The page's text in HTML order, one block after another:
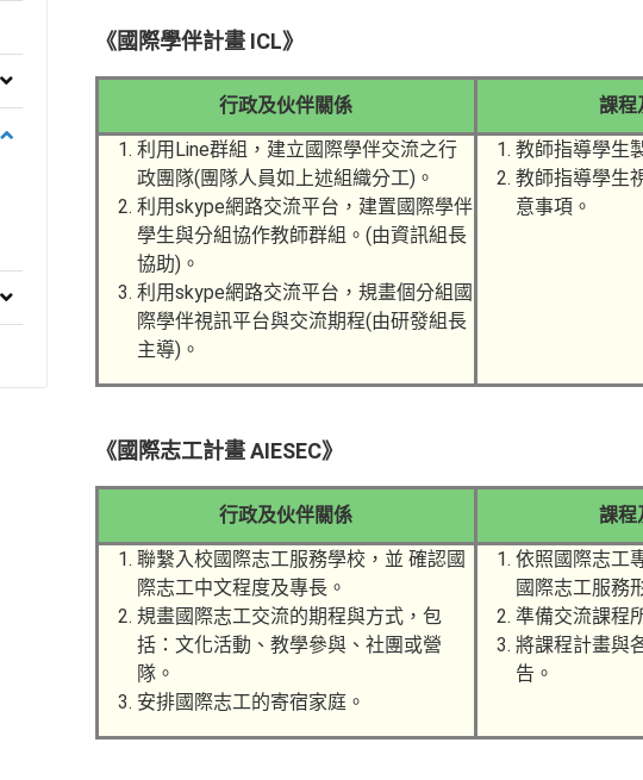
《國際學伴計畫 ICL》
行政及伙伴關係 課程
利用Line群組，建立國際學伴交流之行
政團隊(團隊人員如上述組織分工)。
利用skype網路交流平台，建置國際學伴
學生與分組協作教師群組。(由資訊組長
協助)。
利用skype網路交流平台，規畫個分組國
際學伴視訊平台與交流期程(由研發組長
主導)。
教師指導學生
教師指導學生
意事項。
《國際志工計畫AIESEC》
行政及伙伴關係 課程
聯繫入校國際志工服務學校，並 確認國
際志工中文程度及專長。
規畫國際志工交流的期程與方式，包
括：文化活動、教學參與、社團或營
隊。
安排國際志工的寄宿家庭。
依照國際志工
國際志工服務
準備交流課程
將課程計畫與
告。